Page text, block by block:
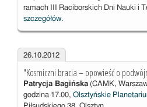
ramach III Raciborskich Dni Nauki i
szczegółów.
26.10.2012
"Kosmiczni bracia – opowieść o
Patrycja Bagińska(CAMK,
godzina 17.00, Olsztyńskie